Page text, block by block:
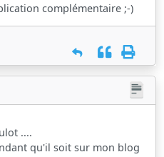
complémentaire ;-)
....
qu'il soit sur mon blog